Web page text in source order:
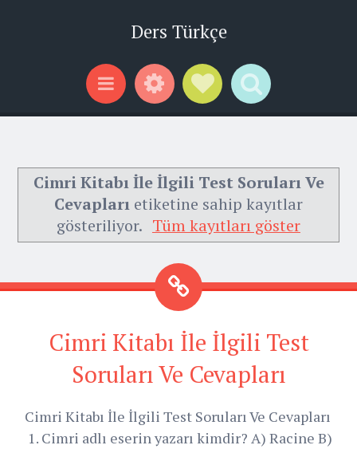
Ders Türkçe
Menu WidgetsSocial Links
Search
Cimri Kitabı İle İlgili Test Soruları Ve
Cevapları etiketine sahip kayıtlar
gösteriliyor. Tüm kayıtları göster
Cimri Kitabı İle İlgili Test
Soruları Ve Cevapları
Cimri Kitabı İle İlgili Test Soruları Ve Cevapları
1. Cimri adlı eserin yazarı kimdir? A) Racine B)